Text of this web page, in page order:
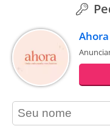
contact_name